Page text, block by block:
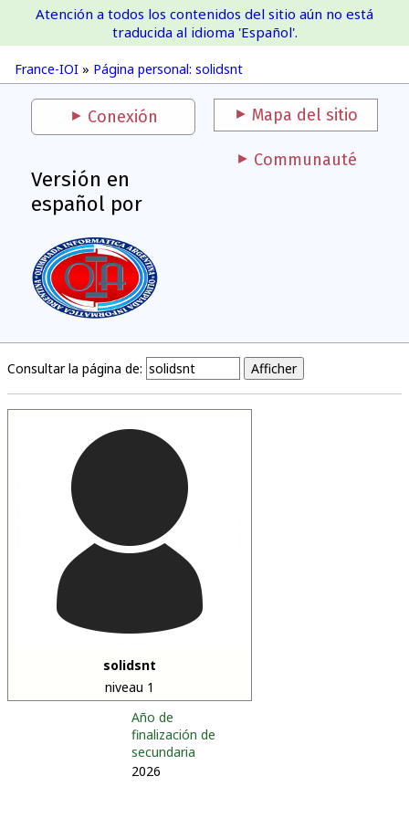
France-IOI
France-IOI » Página personal: solidsnt
Atención a todos los contenidos del sitio aún no está
traducida al idioma 'Español'.
Conexión Mapa del sitio
Versión en
español por
Communauté
Consultar la página de:
solidsnt
niveau 1
Año de
finalización de
secundaria
2026